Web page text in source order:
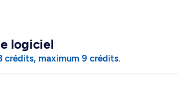
logiciel
crédits, maximum 9 crédits.